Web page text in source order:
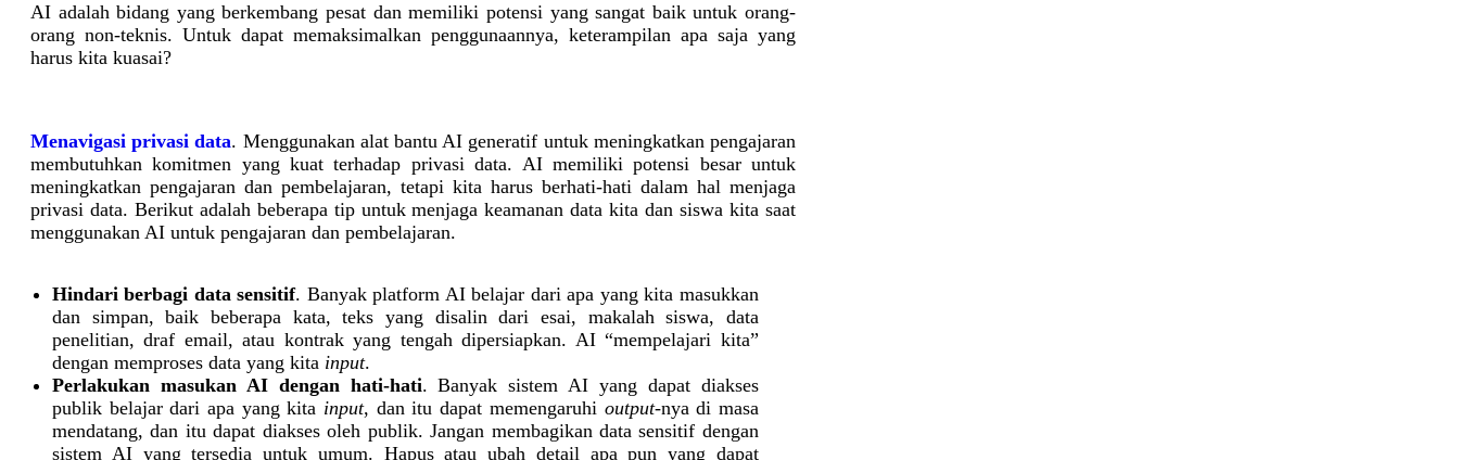
AI adalah bidang yang berkembang pesat dan memiliki potensi yang sangat baik untuk orang-
orang non-teknis. Untuk dapat memaksimalkan penggunaannya, keterampilan apa saja yang
harus kita kuasai?
Menavigasi privasi data. Menggunakan alat bantu AI generatif untuk meningkatkan pengajaran
membutuhkan komitmen yang kuat terhadap privasi data. AI memiliki potensi besar untuk
meningkatkan pengajaran dan pembelajaran, tetapi kita harus berhati-hati dalam hal menjaga
privasi data. Berikut adalah beberapa tip untuk menjaga keamanan data kita dan siswa kita saat
menggunakan AI untuk pengajaran dan pembelajaran.
Hindari berbagi data sensitif. Banyak platform AI belajar dari apa yang kita masukkan
dan simpan, baik beberapa kata, teks yang disalin dari esai, makalah siswa, data
penelitian, draf email, atau kontrak yang tengah dipersiapkan. AI “mempelajari kita”
dengan memproses data yang kita input.
Perlakukan masukan AI dengan hati-hati. Banyak sistem AI yang dapat diakses
publik belajar dari apa yang kita input, dan itu dapat memengaruhi output-nya di masa
mendatang, dan itu dapat diakses oleh publik. Jangan membagikan data sensitif dengan
sistem AI yang tersedia untuk umum. Hapus atau ubah detail apa pun yang dapat